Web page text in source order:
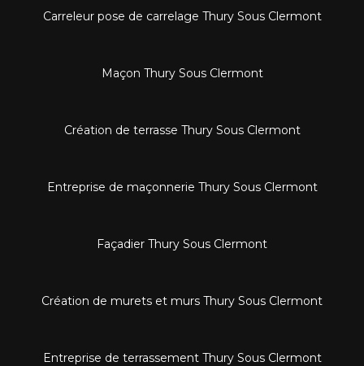
Carreleur pose de carrelage Thury Sous Clermont
Maçon Thury Sous Clermont
Création de terrasse Thury Sous Clermont
Entreprise de maçonnerie Thury Sous Clermont
Façadier Thury Sous Clermont
Création de murets et murs Thury Sous Clermont
Entreprise de terrassement Thury Sous Clermont